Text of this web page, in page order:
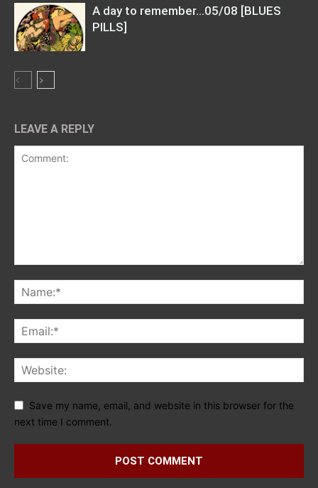
A day to remember…05/08 [BLUES
PILLS]
LEAVE A REPLY
Save my name, email, and website in this browser for the
next time I comment.